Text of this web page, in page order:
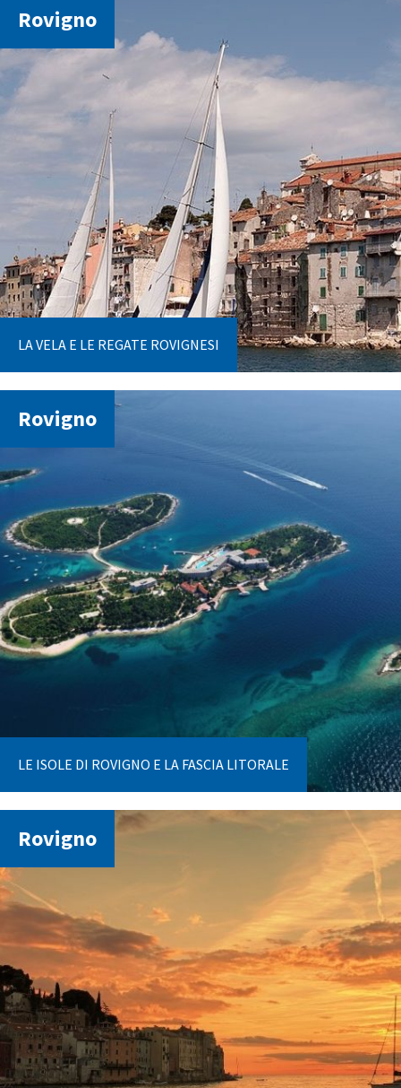
Rovigno
LA VELA E LE REGATE ROVIGNESI
Rovigno
LE ISOLE DI ROVIGNO E LA FASCIA LITORALE
Rovigno